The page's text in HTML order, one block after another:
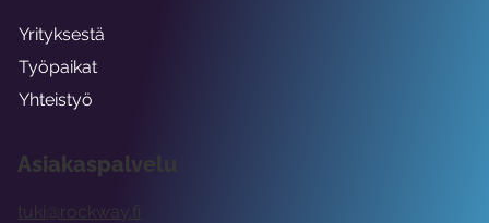
Asiakaspalvelu
tuki@rockway.fi
Yrityksestä
Työpaikat
Yhteistyö